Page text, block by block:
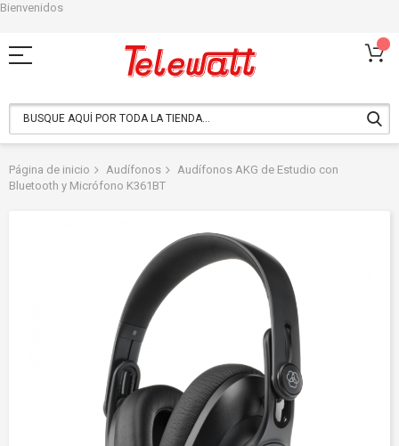
Bienvenidos
al
contenido
Página de inicio Audífonos
Audífonos AKG de Estudio con
Bluetooth y Micrófono K361BT